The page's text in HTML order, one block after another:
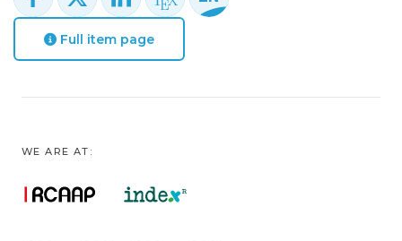
Full item page
WE ARE AT: